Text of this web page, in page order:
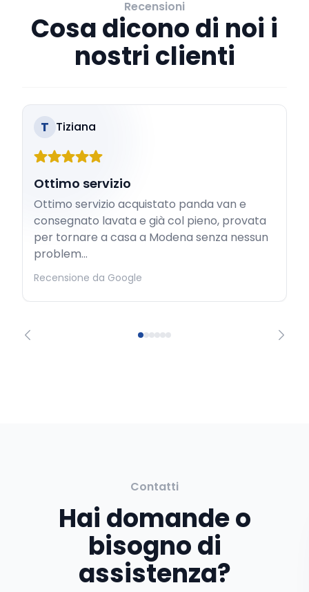
Recensioni
Cosa dicono di noi i
nostri clienti
T Tiziana
Ottimo servizio
Ottimo servizio acquistato panda van e
consegnato lavata e già col pieno, provata
per tornare a casa a Modena senza nessun
problem...
Recensione da Google
Contatti
Hai domande o
bisogno di
assistenza?